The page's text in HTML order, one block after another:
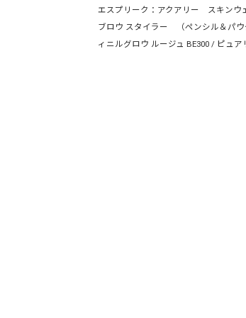
エスプリーク：アクアリー スキンウ
ブロウ スタイラー （ペンシル＆パ
ィニルグロウ ルージュ BE300 / ピュ